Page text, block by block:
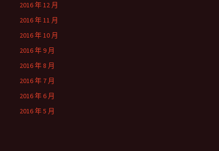
2016 年 12 月
2016 年 11 月
2016 年 10 月
2016 年 9 月
2016 年 8 月
2016 年 7 月
2016 年 6 月
2016 年 5 月